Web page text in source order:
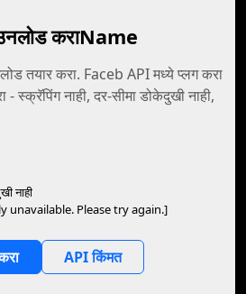
कराName
तयार करा. Faceb API मध्ये प्लग करा
- स्क्रॅपिंग नाही, दर-सीमा डोकेदुखी नाही,
नाही
unavailable. Please try again.]
API किंमत